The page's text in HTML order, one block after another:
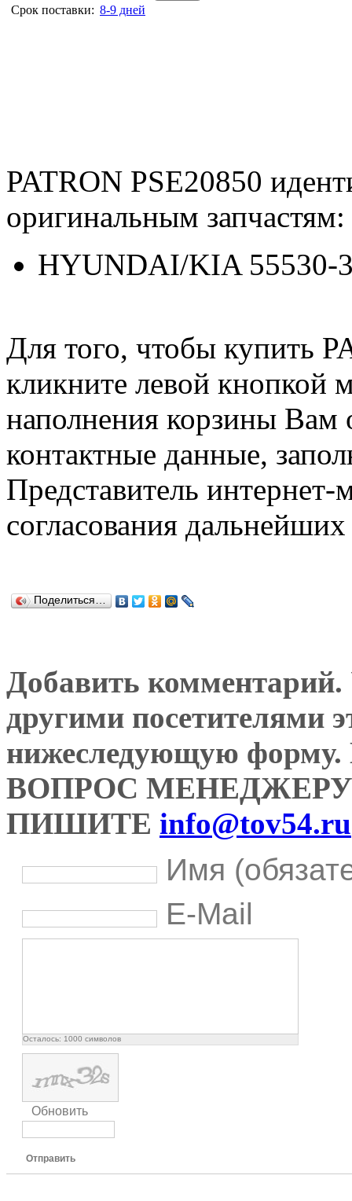
Срок поставки: 8-9 дней
PATRON PSE20850
оригинальным запчастям:
HYUNDAI/KIA 55530-
Для того, чтобы купить
кликните левой
наполнения корзины Вам
контактные данные,
Представитель
согласования
Поделиться…
Добавить комментарий.
другими посетителями
нижеследующую
ВОПРОС
ПИШИТЕ info@tov54.ru
Имя
E-Mail
Осталось: 1000 символов
Обновить
Отправить